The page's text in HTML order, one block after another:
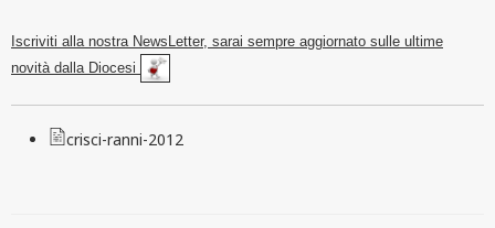
Iscriviti alla nostra NewsLetter, sarai sempre aggiornato sulle ultime
novità dalla Diocesi
crisci-ranni-2012